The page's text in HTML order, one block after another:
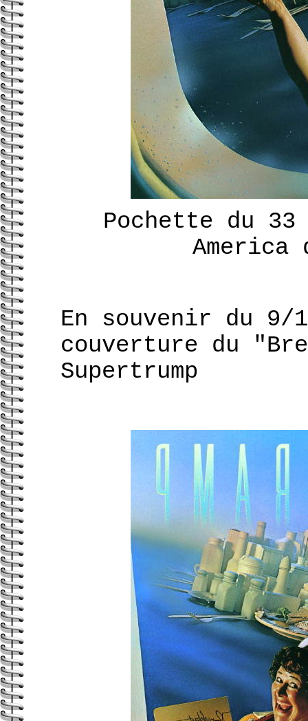
Pochette du
America
En souvenir du
couverture du
Supertrump